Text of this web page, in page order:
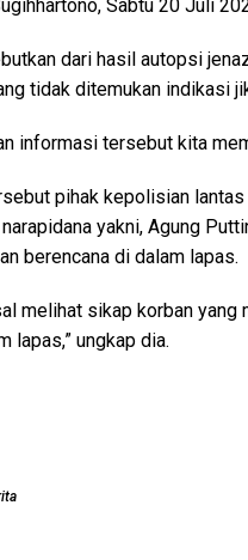
Sabtu 20 Juli
dari hasil autopsi
tidak ditemukan indikasi
informasi tersebut kita
pihak kepolisian
yakni, Agung
berencana di dalam lapas.
melihat sikap korban
lapas,” ungkap dia.